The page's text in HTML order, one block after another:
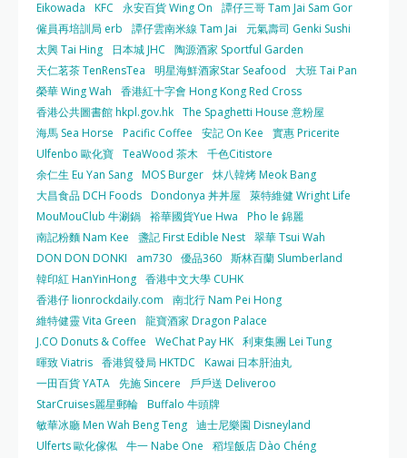
Eikowada KFC 永安百貨 Wing On
譚仔三哥 Tam Jai Sam Gor
僱員再培訓局 erb
譚仔雲南米線 Tam Jai
元氣壽司 Genki Sushi
太興 Tai Hing
日本城 JHC
陶源酒家 Sportful Garden
天仁茗茶 TenRensTea
明星海鮮酒家Star Seafood
大班 Tai Pan
榮華 Wing Wah
香港紅十字會 Hong Kong Red Cross
香港公共圖書館 hkpl.gov.hk The Spaghetti House 意粉屋
海馬 Sea Horse
Pacific Coffee 安記 On Kee
實惠 Pricerite
Ulfenbo 歐化寶 TeaWood 茶木 千色Citistore
余仁生 Eu Yan Sang MOS Burger 炑八韓烤 Meok Bang
大昌食品 DCH Foods Dondonya 丼丼屋
萊特維健 Wright Life
MouMouClub 牛涮鍋 裕華國貨Yue Hwa
Pho le 錦麗
南記粉麵 Nam Kee
盞記 First Edible Nest 翠華 Tsui Wah
DON DON DONKI
am730 優品360 斯林百蘭 Slumberland
韓印紅 HanYinHong 香港中文大學 CUHK
香港仔 lionrockdaily.com
南北行 Nam Pei Hong
維特健靈 Vita Green
龍寶酒家 Dragon Palace
J.CO Donuts & Coffee
WeChat Pay HK 利東集團 Lei Tung
暉致 Viatris 香港貿發局 HKTDC
Kawai 日本肝油丸
一田百貨 YATA 先施 Sincere
戶戶送 Deliveroo
StarCruises麗星郵輪 Buffalo 牛頭牌
敏華冰廳 Men Wah Beng Teng 迪士尼樂園 Disneyland
Ulferts 歐化傢俬 牛一 Nabe One
稻埕飯店 Dào Chéng